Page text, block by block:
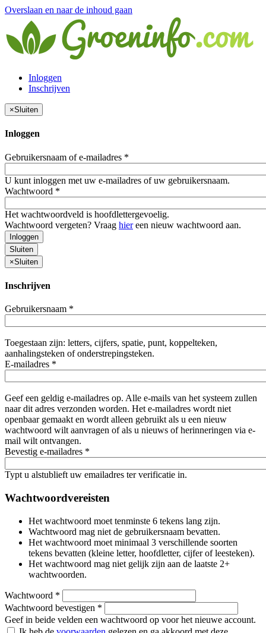
Overslaan en naar de inhoud gaan
Inloggen
Inschrijven
×Sluiten
Inloggen
Gebruikersnaam of e-mailadres *
U kunt inloggen met uw e-mailadres of uw gebruikersnaam.
Wachtwoord *
Het wachtwoordveld is hoofdlettergevoelig.
Wachtwoord vergeten? Vraag hiereen nieuw wachtwoord aan.
Inloggen
Sluiten
×Sluiten
Inschrijven
Gebruikersnaam *
Toegestaan zijn: letters, cijfers, spatie, punt, koppelteken,
aanhalingsteken of onderstrepingsteken.
E-mailadres *
Geef een geldig e-mailadres op. Alle e-mails van het systeem zullen
naar dit adres verzonden worden. Het e-mailadres wordt niet
openbaar gemaakt en wordt alleen gebruikt als u een nieuw
wachtwoord wilt aanvragen of als u nieuws of herinneringen via e-
mail wilt ontvangen.
Bevestig e-mailadres *
Typt u alstublieft uw emailadres ter verificatie in.
Wachtwoordvereisten
Het wachtwoord moet tenminste 6 tekens lang zijn.
Wachtwoord mag niet de gebruikersnaam bevatten.
Het wachtwoord moet minimaal 3 verschillende soorten
tekens bevatten (kleine letter, hoofdletter, cijfer of leesteken).
Het wachtwoord mag niet gelijk zijn aan de laatste 2+
wachtwoorden.
Wachtwoord *
Wachtwoord bevestigen *
Geef in beide velden een wachtwoord op voor het nieuwe account.